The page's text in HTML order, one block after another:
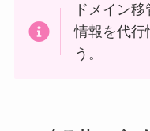
ドメイン
情報を代行
う。